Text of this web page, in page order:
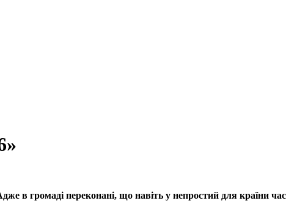
в громаді переконані, що навіть у непростий для країни час